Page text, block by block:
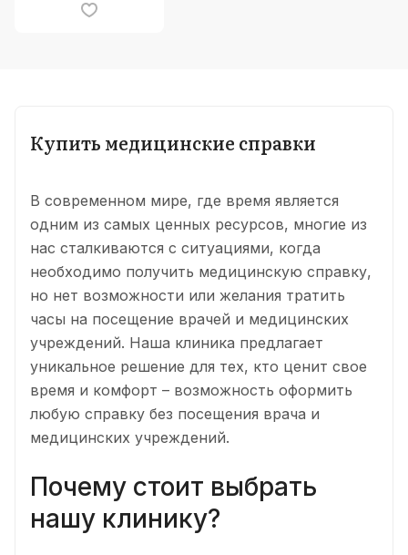
Купить медицинские справки
В современном мире, где время является
одним из самых ценных ресурсов, многие из
нас сталкиваются с ситуациями, когда
необходимо получить медицинскую справку,
но нет возможности или желания тратить
часы на посещение врачей и медицинских
учреждений. Наша клиника предлагает
уникальное решение для тех, кто ценит свое
время и комфорт – возможность оформить
любую справку без посещения врача и
медицинских учреждений.
Почему стоит выбрать
нашу клинику?